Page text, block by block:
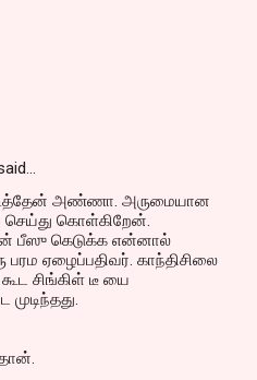
அண்ணா. அருமையான
செய்து கொள்கிறேன்.
பீஸு கெடுக்க என்னால்
பரம ஏழைப்பதிவர். காந்திசிலை
சிங்கிள் டீ யை
முடிந்தது.